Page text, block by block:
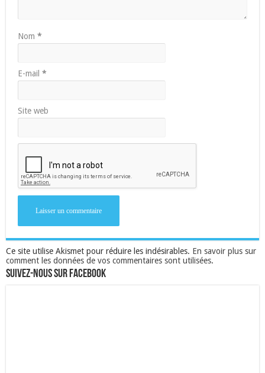
Nom *
E-mail *
Site web
Ce site utilise Akismet pour réduire les indésirables. En savoir plus sur
comment les données de vos commentaires sont utilisées.
Suivez-nous sur Facebook